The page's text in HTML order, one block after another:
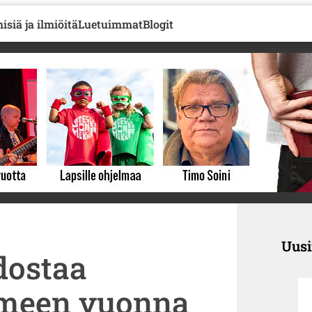
ja ilmiöitäLuetuimmatBlogit
vuonna